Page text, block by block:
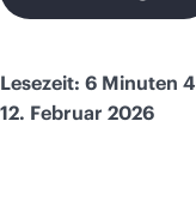
Lesezeit: 6 Minuten
12. Februar 2026